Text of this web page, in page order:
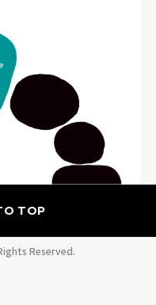
TOP
Reserved.